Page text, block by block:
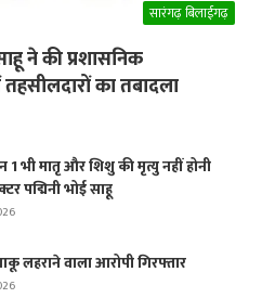
सारंगढ़ बिलाईगढ़
ने की प्रशासनिक
का तबादला
1 भी मातृ और शिशु की मृत्यु नहीं होनी
पद्मिनी भोई साहू
लहराने वाला आरोपी गिरफ्तार